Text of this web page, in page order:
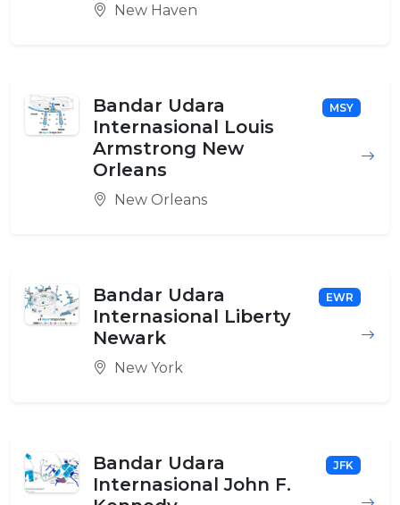
New Haven
Bandar Udara
Internasional Louis
Armstrong New
Orleans
MSY
New Orleans
Bandar Udara
Internasional Liberty
Newark
EWR
New York
Bandar Udara
Internasional John F.
JFK